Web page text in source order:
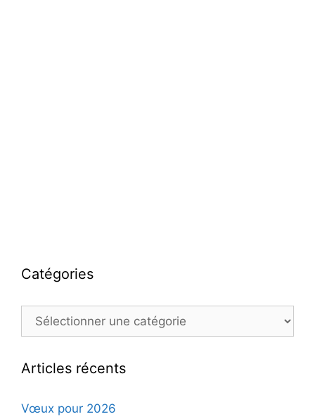
Catégories
Catégories
Articles récents
Vœux pour 2026